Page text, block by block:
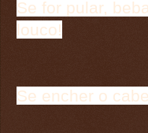
Se for pular,
louco!
Se encher o